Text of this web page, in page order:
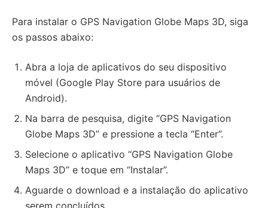
Para instalar o GPS Navigation Globe Maps 3D, siga
os passos abaixo:
Abra a loja de aplicativos do seu dispositivo
móvel (Google Play Store para usuários de
Android).
Na barra de pesquisa, digite “GPS Navigation
Globe Maps 3D” e pressione a tecla “Enter”.
Selecione o aplicativo “GPS Navigation Globe
Maps 3D” e toque em “Instalar”.
Aguarde o download e a instalação do aplicativo
serem concluídos.